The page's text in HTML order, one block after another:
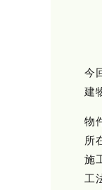
今
建
物
所
施
工